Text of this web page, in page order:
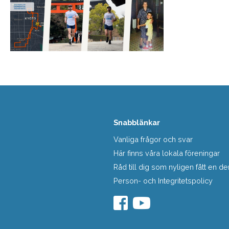
Snabblänkar
Vanliga frågor och svar
Här finns våra lokala föreningar
Råd till dig som nyligen fått en
Person- och Integritetspolicy